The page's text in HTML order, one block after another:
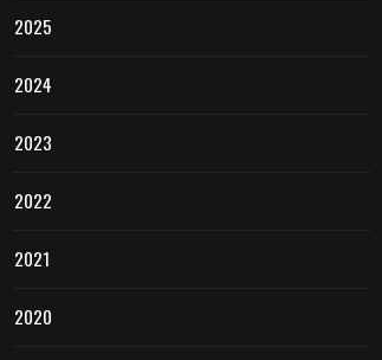
2025
2024
2023
2022
2021
2020